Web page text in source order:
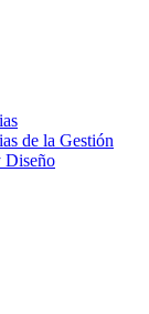
de la Gestión
Diseño